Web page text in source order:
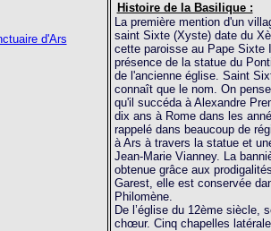
d'Ars
Histoire de la Basilique :
La première mention d'un
saint Sixte (Xyste) date du
cette paroisse au Pape Sixte
présence de la statue du
de l'ancienne église. Saint
connaît que le nom. On
qu'il succéda à Alexandre
dix ans à Rome dans les
rappelé dans beaucoup de
à Ars à travers la statue et
Jean-Marie Vianney. La
obtenue grâce aux
Garest, elle est conservée
Philomène.
De l’église du 12ème siècle,
chœur. Cinq chapelles